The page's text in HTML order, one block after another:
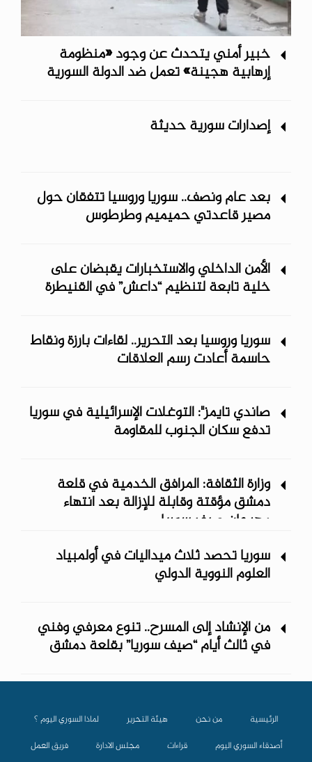
خبير أمني يتحدث عن وجود «منظومة
إرهابية هجينة» تعمل ضد الدولة السورية
إصدارات سورية حديثة
بعد عام ونصف.. سوريا وروسيا تتفقان حول
مصير قاعدتي حميميم وطرطوس
الأمن الداخلي والاستخبارات يقبضان على
خلية تابعة لتنظيم “داعش” في القنيطرة
سوريا وروسيا بعد التحرير.. لقاءات بارزة ونقاط
حاسمة أعادت رسم العلاقات
صاندي تايمز": التوغلات الإسرائيلية في سوريا
تدفع سكان الجنوب للمقاومة
وزارة الثقافة: المرافق الخدمية في قلعة
دمشق مؤقتة وقابلة للإزالة بعد انتهاء
مهرجان صيف سوريا
سوريا تحصد ثلاث ميداليات في أولمبياد
العلوم النووية الدولي
من الإنشاد إلى المسرح.. تنوع معرفي وفني
في ثالث أيام “صيف سوريا” ‏بقلعة دمشق
الرئيسية من نحن هيئة التحرير
لماذا السوري اليوم ؟
أصدقاء السوري اليوم
قراءات مجلس الادارة فريق العمل